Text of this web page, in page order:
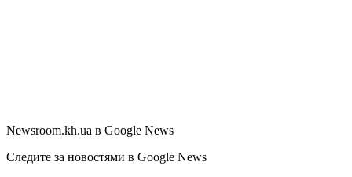
Newsroom.kh.ua в Google News
Следите за новостями в Google News